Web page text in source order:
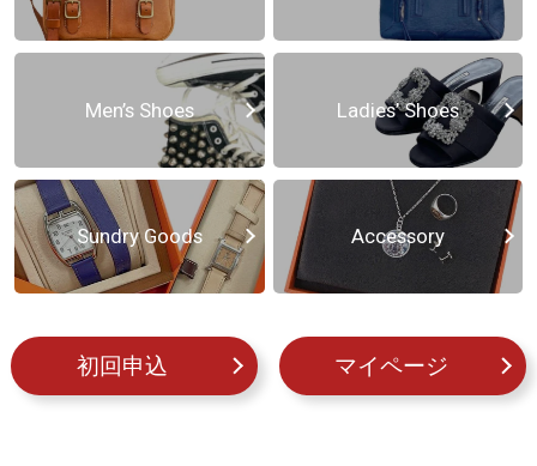
Men’s Shoes Ladies’ Shoes
Sundry Goods Accessory
初回申込 マイページ